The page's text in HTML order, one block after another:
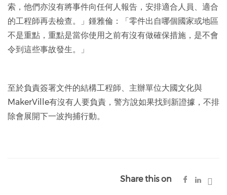
索，他們亦沒有將事件向任何人報告，安排適合人員、適合
的工程師再去檢查。」鍾雅倫：「零件出自哪個國家或地區
不是重點，重點是當你使用之前有沒有做確保措施，是不會
令到這些事故發生。」
至於負責簽署文件的結構工程師、主辦單位大國文化與
MakerVille有沒有人要負責，警方說如果找到新證據，不排
除會展開下一波拘捕行動。
Share this on